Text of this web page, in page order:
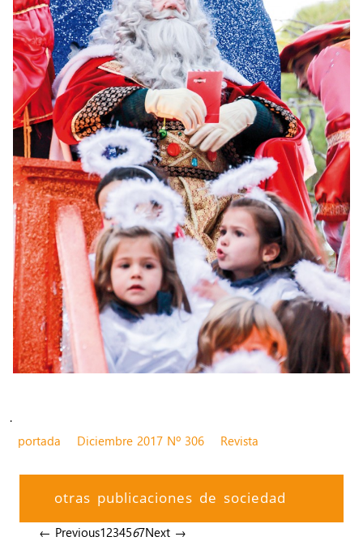
.
portada
Diciembre 2017 Nº 306 Revista
otras publicaciones de sociedad
← Previous1234567Next →